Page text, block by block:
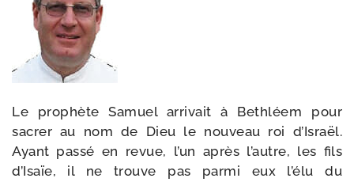
Le pro­phète Samuel arri­vait à Bethléem pour
sacrer au nom de Dieu le nou­veau roi d’Israël.
Ayant pas­sé en revue, l’un après l’autre, les fils
d’Isaïe, il ne trouve pas par­mi eux l’élu du